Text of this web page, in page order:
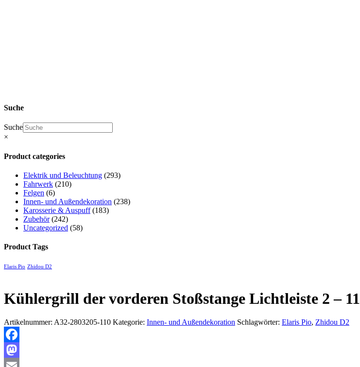
Suche
Suche
×
Product categories
Elektrik und Beleuchtung (293)
Fahrwerk (210)
Felgen (6)
Innen- und Außendekoration (238)
Karosserie & Auspuff (183)
Zubehör (242)
Uncategorized (58)
Product Tags
Elaris Pio Zhidou D2
Kühlergrill der vorderen Stoßstange Lichtleiste 2 – 11
Artikelnummer: A32-2803205-110 Kategorie: Innen- und Außendekoration Schlagwörter: Elaris Pio, Zhidou D2
Facebook